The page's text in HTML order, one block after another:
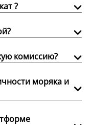
?
комиссию?
моряка и